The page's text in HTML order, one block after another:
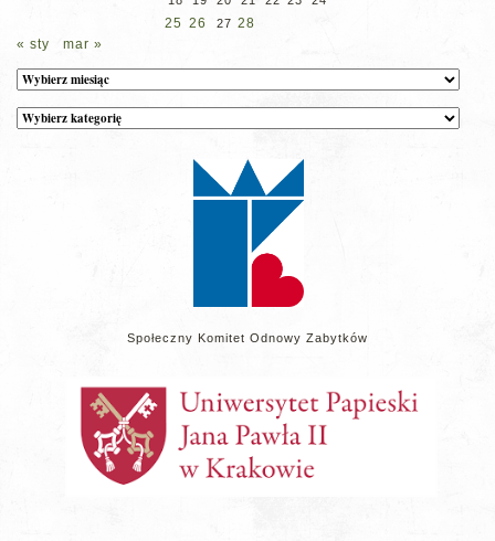
25 26 27 28
« sty
mar »
Archiwum
Kategorie
wpisów
Społeczny Komitet Odnowy Zabytków